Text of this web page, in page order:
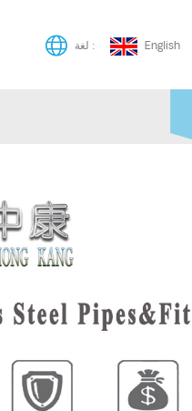
لغة : English